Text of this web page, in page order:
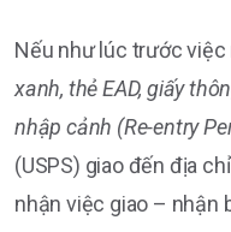
Nếu như lúc trước
xanh, thẻ EAD, giấy
nhập cảnh (Re-entry
(USPS) giao đến địa
nhận việc giao – nhận